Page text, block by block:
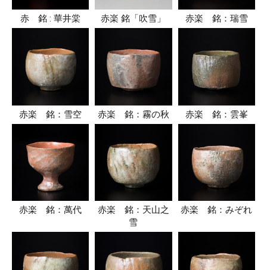
赤 銘 : 華井棠 赤楽 銘「吹雪」 赤楽 銘：瑞雪
赤楽 銘：雪空 赤楽 銘：霧の秋 赤楽 銘：雲峯
赤楽 銘：萬代
赤楽 銘：天山之
雪
赤楽 銘：みぞれ